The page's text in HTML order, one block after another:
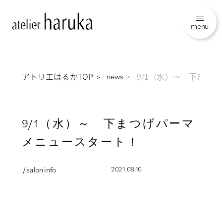
menu
アトリエはるかTOP news 9/1（水）～ 下まつげ
9/1（水）～ 下まつげパーマ
メニュースタート！
/ salon info 2021.08.10